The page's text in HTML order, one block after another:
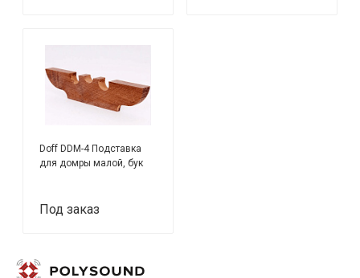
Doff DDM-4 Подставка
для домры малой, бук
Под заказ